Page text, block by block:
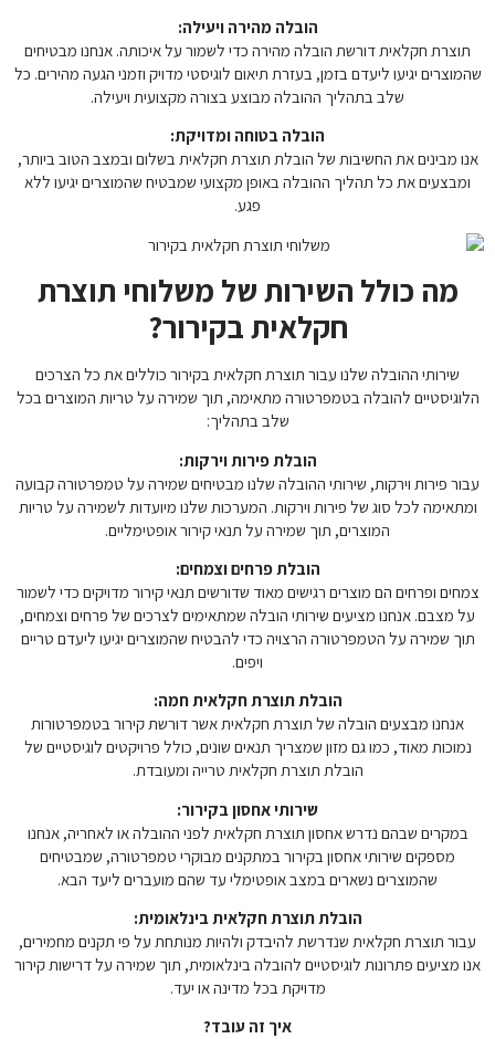
הובלה מהירה ויעילה:
תוצרת חקלאית דורשת הובלה מהירה כדי לשמור על איכותה. אנחנו מבטיחים
שהמוצרים יגיעו ליעדם בזמן, בעזרת תיאום לוגיסטי מדויק וזמני הגעה מהירים. כל
שלב בתהליך ההובלה מבוצע בצורה מקצועית ויעילה.
הובלה בטוחה ומדויקת:
אנו מבינים את החשיבות של הובלת תוצרת חקלאית בשלום ובמצב הטוב ביותר,
ומבצעים את כל תהליך ההובלה באופן מקצועי שמבטיח שהמוצרים יגיעו ללא
פגע.
מה כולל השירות של משלוחי תוצרת
חקלאית בקירור?
שירותי ההובלה שלנו עבור תוצרת חקלאית בקירור כוללים את כל הצרכים
הלוגיסטיים להובלה בטמפרטורה מתאימה, תוך שמירה על טריות המוצרים בכל
שלב בתהליך:
הובלת פירות וירקות:
עבור פירות וירקות, שירותי ההובלה שלנו מבטיחים שמירה על טמפרטורה קבועה
ומתאימה לכל סוג של פירות וירקות. המערכות שלנו מיועדות לשמירה על טריות
המוצרים, תוך שמירה על תנאי קירור אופטימליים.
הובלת פרחים וצמחים:
צמחים ופרחים הם מוצרים רגישים מאוד שדורשים תנאי קירור מדויקים כדי לשמור
על מצבם. אנחנו מציעים שירותי הובלה שמתאימים לצרכים של פרחים וצמחים,
תוך שמירה על הטמפרטורה הרצויה כדי להבטיח שהמוצרים יגיעו ליעדם טריים
ויפים.
הובלת תוצרת חקלאית חמה:
אנחנו מבצעים הובלה של תוצרת חקלאית אשר דורשת קירור בטמפרטורות
נמוכות מאוד, כמו גם מזון שמצריך תנאים שונים, כולל פרויקטים לוגיסטיים של
הובלת תוצרת חקלאית טרייה ומעובדת.
שירותי אחסון בקירור:
במקרים שבהם נדרש אחסון תוצרת חקלאית לפני ההובלה או לאחריה, אנחנו
מספקים שירותי אחסון בקירור במתקנים מבוקרי טמפרטורה, שמבטיחים
שהמוצרים נשארים במצב אופטימלי עד שהם מועברים ליעד הבא.
הובלת תוצרת חקלאית בינלאומית:
עבור תוצרת חקלאית שנדרשת להיבדק ולהיות מנותחת על פי תקנים מחמירים,
אנו מציעים פתרונות לוגיסטיים להובלה בינלאומית, תוך שמירה על דרישות קירור
מדויקת בכל מדינה או יעד.
איך זה עובד?